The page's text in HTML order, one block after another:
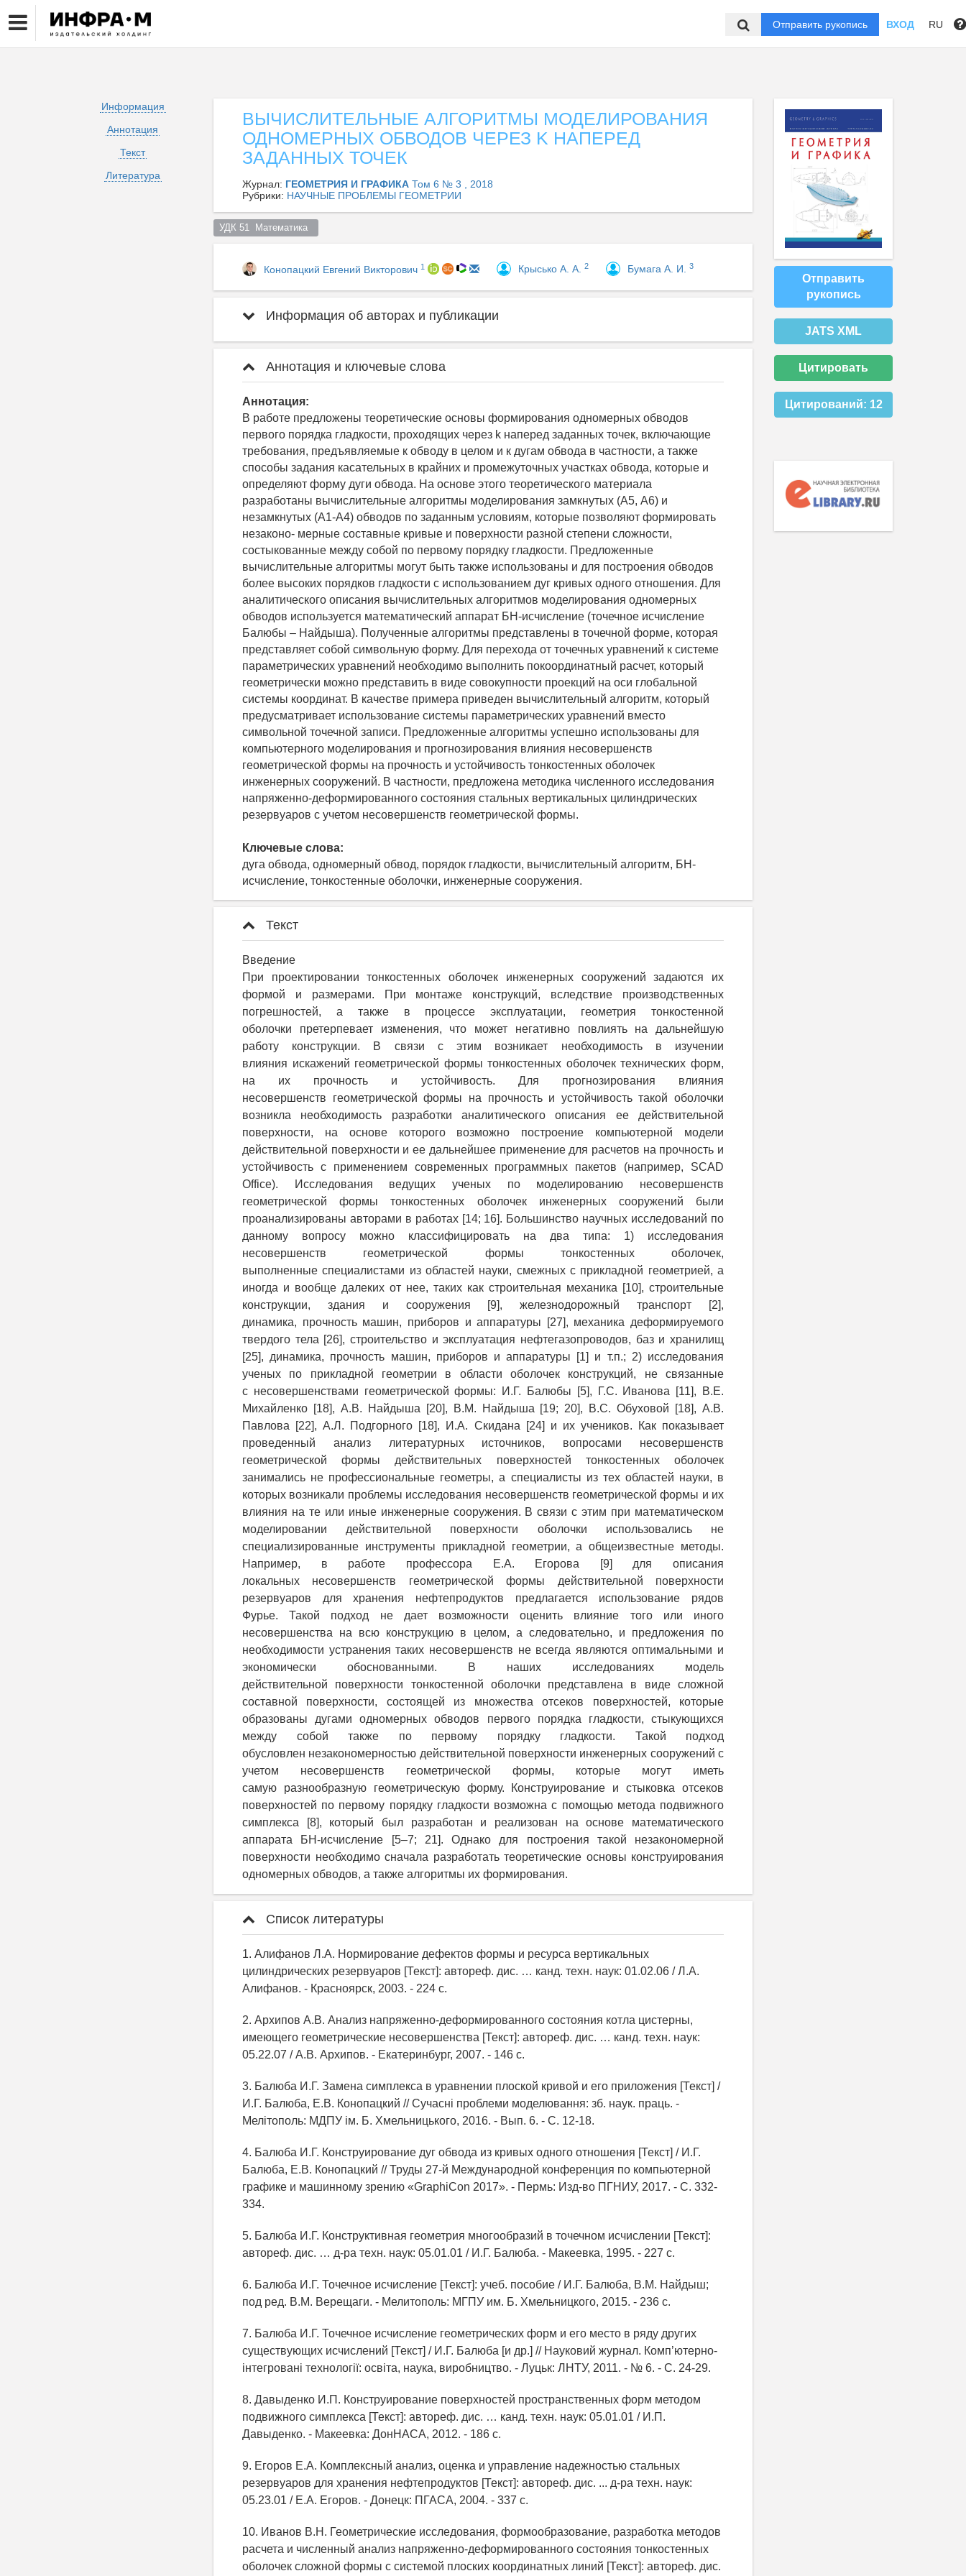
Отправить рукопись ВХОД RU
Информация
Аннотация
Текст
Литература
ВЫЧИСЛИТЕЛЬНЫЕ АЛГОРИТМЫ МОДЕЛИРОВАНИЯ
ОДНОМЕРНЫХ ОБВОДОВ ЧЕРЕЗ K НАПЕРЕД
ЗАДАННЫХ ТОЧЕК
Журнал: ГЕОМЕТРИЯ И ГРАФИКА Том 6 № 3 , 2018
Рубрики: НАУЧНЫЕ ПРОБЛЕМЫ ГЕОМЕТРИИ
УДК 51  Математика
Конопацкий Евгений Викторович 1 Крысько А. А. 2 Бумага А. И. 3
Информация об авторах и публикации
Аннотация и ключевые слова
Аннотация:
В работе предложены теоретические основы формирования одномерных обводов
первого порядка гладкости, проходящих через k наперед заданных точек, включающие
требования, предъявляемые к обводу в целом и к дугам обвода в частности, а также
способы задания касательных в крайних и промежуточных участках обвода, которые и
определяют форму дуги обвода. На основе этого теоретического материала
разработаны вычислительные алгоритмы моделирования замкнутых (А5, А6) и
незамкнутых (А1-А4) обводов по заданным условиям, которые позволяют формировать
незаконо- мерные составные кривые и поверхности разной степени сложности,
состыкованные между собой по первому порядку гладкости. Предложенные
вычислительные алгоритмы могут быть также использованы и для построения обводов
более высоких порядков гладкости с использованием дуг кривых одного отношения. Для
аналитического описания вычислительных алгоритмов моделирования одномерных
обводов используется математический аппарат БН-исчисление (точечное исчисление
Балюбы – Найдыша). Полученные алгоритмы представлены в точечной форме, которая
представляет собой символьную форму. Для перехода от точечных уравнений к системе
параметрических уравнений необходимо выполнить покоординатный расчет, который
геометрически можно представить в виде совокупности проекций на оси глобальной
системы координат. В качестве примера приведен вычислительный алгоритм, который
предусматривает использование системы параметрических уравнений вместо
символьной точечной записи. Предложенные алгоритмы успешно использованы для
компьютерного моделирования и прогнозирования влияния несовершенств
геометрической формы на прочность и устойчивость тонкостенных оболочек
инженерных сооружений. В частности, предложена методика численного исследования
напряженно-деформированного состояния стальных вертикальных цилиндрических
резервуаров с учетом несовершенств геометрической формы.
Ключевые слова:
дуга обвода, одномерный обвод, порядок гладкости, вычислительный алгоритм, БН-
исчисление, тонкостенные оболочки, инженерные сооружения.
Текст
Введение
При проектировании тонкостенных оболочек инженерных сооружений задаются их
формой и размерами. При монтаже конструкций, вследствие производственных
погрешностей, а также в процессе эксплуатации, геометрия тонкостенной
оболочки претерпевает изменения, что может негативно повлиять на дальнейшую
работу конструкции. В связи с этим возникает необходимость в изучении
влияния искажений геометрической формы тонкостенных оболочек технических форм,
на их прочность и устойчивость. Для прогнозирования влияния
несовершенств геометрической формы на прочность и устойчивость такой оболочки
возникла необходимость разработки аналитического описания ее действительной
поверхности, на основе которого возможно построение компьютерной модели
действительной поверхности и ее дальнейшее применение для расчетов на прочность и
устойчивость с применением современных программных пакетов (например, SCAD
Office). Исследования ведущих ученых по моделированию несовершенств
геометрической формы тонкостенных оболочек инженерных сооружений были
проанализированы авторами в работах [14; 16]. Большинство научных исследований по
данному вопросу можно классифицировать на два типа: 1) исследования
несовершенств геометрической формы тонкостенных оболочек,
выполненные специалистами из областей науки, смежных с прикладной геометрией, а
иногда и вообще далеких от нее, таких как строительная механика [10], строительные
конструкции, здания и сооружения [9], железнодорожный транспорт [2],
динамика, прочность машин, приборов и аппаратуры [27], механика деформируемого
твердого тела [26], строительство и эксплуатация нефтегазопроводов, баз и хранилищ
[25], динамика, прочность машин, приборов и аппаратуры [1] и т.п.; 2) исследования
ученых по прикладной геометрии в области оболочек конструкций, не связанные
с несовершенствами геометрической формы: И.Г. Балюбы [5], Г.С. Иванова [11], В.Е.
Михайленко [18], А.В. Найдыша [20], В.М. Найдыша [19; 20], В.С. Обуховой [18], А.В.
Павлова [22], А.Л. Подгорного [18], И.А. Скидана [24] и их учеников. Как показывает
проведенный анализ литературных источников, вопросами несовершенств
геометрической формы действительных поверхностей тонкостенных оболочек
занимались не профессиональные геометры, а специалисты из тех областей науки, в
которых возникали проблемы исследования несовершенств геометрической формы и их
влияния на те или иные инженерные сооружения. В связи с этим при математическом
моделировании действительной поверхности оболочки использовались не
специализированные инструменты прикладной геометрии, а общеизвестные методы.
Например, в работе профессора Е.А. Егорова [9] для описания
локальных несовершенств геометрической формы действительной поверхности
резервуаров для хранения нефтепродуктов предлагается использование рядов
Фурье. Такой подход не дает возможности оценить влияние того или иного
несовершенства на всю конструкцию в целом, а следовательно, и предложения по
необходимости устранения таких несовершенств не всегда являются оптимальными и
экономически обоснованными. В наших исследованиях модель
действительной поверхности тонкостенной оболочки представлена в виде сложной
составной поверхности, состоящей из множества отсеков поверхностей, которые
образованы дугами одномерных обводов первого порядка гладкости, стыкующихся
между собой также по первому порядку гладкости. Такой подход
обусловлен незакономерностью действительной поверхности инженерных сооружений с
учетом несовершенств геометрической формы, которые могут иметь
самую разнообразную геометрическую форму. Конструирование и стыковка отсеков
поверхностей по первому порядку гладкости возможна с помощью метода подвижного
симплекса [8], который был разработан и реализован на основе математического
аппарата БН-исчисление [5–7; 21]. Однако для построения такой незакономерной
поверхности необходимо сначала разработать теоретические основы конструирования
одномерных обводов, а также алгоритмы их формирования.
Список литературы
1. Алифанов Л.А. Нормирование дефектов формы и ресурса вертикальных
цилиндрических резервуаров [Текст]: автореф. дис. … канд. техн. наук: 01.02.06 / Л.А.
Алифанов. - Красноярск, 2003. - 224 с.
2. Архипов А.В. Анализ напряженно-деформированного состояния котла цистерны,
имеющего геометрические несовершенства [Текст]: автореф. дис. … канд. техн. наук:
05.22.07 / А.В. Архипов. - Екатеринбург, 2007. - 146 с.
3. Балюба И.Г. Замена симплекса в уравнении плоской кривой и его приложения [Текст] /
И.Г. Балюба, Е.В. Конопацкий // Сучасні проблеми моделювання: зб. наук. праць. -
Мелітополь: МДПУ ім. Б. Хмельницького, 2016. - Вып. 6. - С. 12-18.
4. Балюба И.Г. Конструирование дуг обвода из кривых одного отношения [Текст] / И.Г.
Балюба, Е.В. Конопацкий // Труды 27-й Международной конференция по компьютерной
графике и машинному зрению «GraphiCon 2017». - Пермь: Изд-во ПГНИУ, 2017. - С. 332-
334.
5. Балюба И.Г. Конструктивная геометрия многообразий в точечном исчислении [Текст]:
автореф. дис. … д-ра техн. наук: 05.01.01 / И.Г. Балюба. - Макеевка, 1995. - 227 с.
6. Балюба И.Г. Точечное исчисление [Текст]: учеб. пособие / И.Г. Балюба, В.М. Найдыш;
под ред. В.М. Верещаги. - Мелитополь: МГПУ им. Б. Хмельницкого, 2015. - 236 с.
7. Балюба И.Г. Точечное исчисление геометрических форм и его место в ряду других
существующих исчислений [Текст] / И.Г. Балюба [и др.] // Науковий журнал. Комп’ютерно-
інтегровані технології: освіта, наука, виробництво. - Луцьк: ЛНТУ, 2011. - № 6. - С. 24-29.
8. Давыденко И.П. Конструирование поверхностей пространственных форм методом
подвижного симплекса [Текст]: автореф. дис. … канд. техн. наук: 05.01.01 / И.П.
Давыденко. - Макеевка: ДонНАСА, 2012. - 186 с.
9. Егоров Е.А. Комплексный анализ, оценка и управление надежностью стальных
резервуаров для хранения нефтепродуктов [Текст]: автореф. дис. ... д-ра техн. наук:
05.23.01 / Е.А. Егоров. - Донецк: ПГАСА, 2004. - 337 c.
10. Иванов В.Н. Геометрические исследования, формообразование, разработка методов
расчета и численный анализ напряженно-деформированного состояния тонкостенных
оболочек сложной формы с системой плоских координатных линий [Текст]: автореф. дис.
Отправить
рукопись
JATS XML
Цитировать
Цитирований: 12